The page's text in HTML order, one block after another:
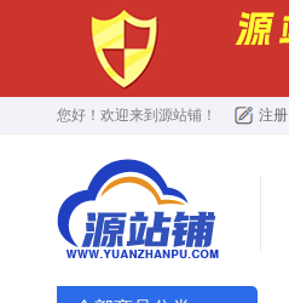
您好！欢迎来到 源站铺 ！ 注册